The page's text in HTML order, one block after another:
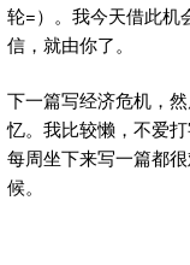
轮=）。我今天借此机
信，就由你了。
下一篇写经济危机，
忆。我比较懒，不爱
每周坐下来写一篇都
候。